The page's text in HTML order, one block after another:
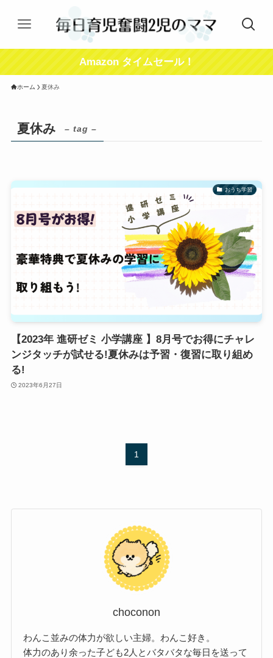
Amazon タイムセール！
ホーム 夏休み
夏休み – tag –
おうち学習
【2023年 進研ゼミ 小学講座 】8月号でお得にチャレ
ンジタッチが試せる!夏休みは予習・復習に取り組め
る!
2023年6月27日
1
choconon
わんこ並みの体力が欲しい主婦。わんこ好き。
体力のあり余った子ども2人とバタバタな毎日を送って